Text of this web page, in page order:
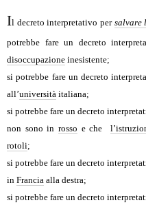
Il decreto interpretativo per salvare
potrebbe fare un decreto
disoccupazione inesistente;
si potrebbe fare un decreto
all’università italiana;
si potrebbe fare un decreto
non sono inrosso e che
rotoli;
si potrebbe fare un decreto
in Francia alla destra;
si potrebbe fare un decreto